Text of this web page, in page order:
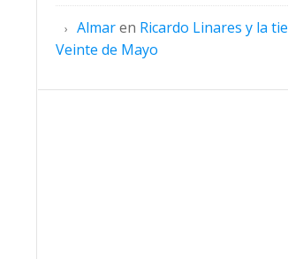
Almaren Ricardo Linares y la
Veinte de Mayo